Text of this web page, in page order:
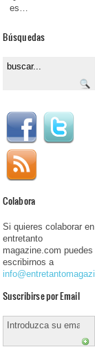
es…
Búsquedas
Colabora
Si quieres colaborar en
entretanto
magazine.com puedes
escribirnos a
Suscribirse por Email